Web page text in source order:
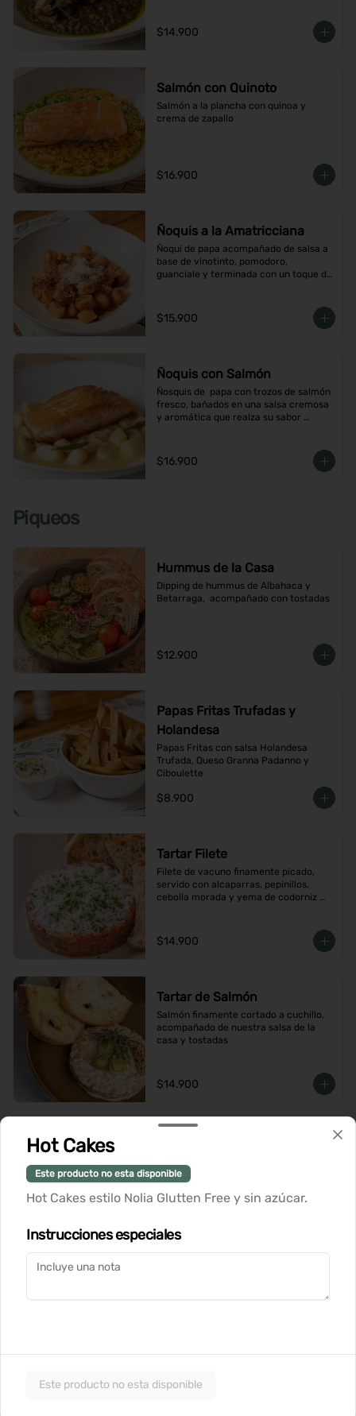
$14.900
Salmón con Quinoto
Salmón a la plancha con quinoa y
crema de zapallo
$16.900
Ñoquis a la Amatricciana
Ñoqui de papa acompañado de salsa a
base de vinotinto, pomodoro,
guanciale y terminada con un toque de
$15.900
Ñoquis con Salmón
Ñosquis de  papa con trozos de salmón
fresco, bañados en una salsa cremosa
y aromática que realza su sabor
$16.900
Piqueos
Hummus de la Casa
Dipping de hummus de Albahaca y
Betarraga,  acompañado con tostadas
$12.900
Papas Fritas Trufadas y
Holandesa
Papas Fritas con salsa Holandesa
Trufada, Queso Granna Padanno y
Ciboulette
$8.900
Tartar Filete
Filete de vacuno finamente picado,
servido con alcaparras, pepinillos,
cebolla morada y yema de codorniz
$14.900
Tartar de Salmón
Salmón finamente cortado a cuchillo,
acompañado de nuestra salsa de la
casa y tostadas
$14.900
$14.900
Tortilla suave con pastrami casero,
Perfecto para una comida ligera y
Hot Cakes
Este producto no esta disponible
Hot Cakes estilo Nolia Glutten Free y sin azúcar.
Instrucciones especiales
Este producto no esta disponible